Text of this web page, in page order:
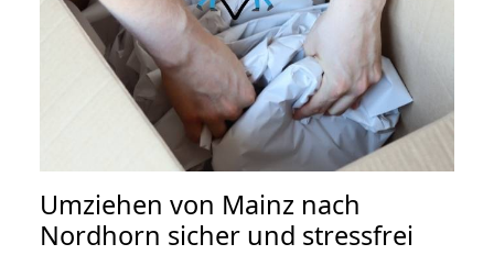
Umziehen von Mainz nach
Nordhorn sicher und stressfrei